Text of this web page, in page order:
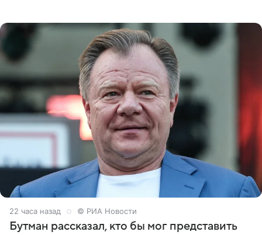
22 часа назад © РИА Новости
Бутман рассказал, кто бы мог представить